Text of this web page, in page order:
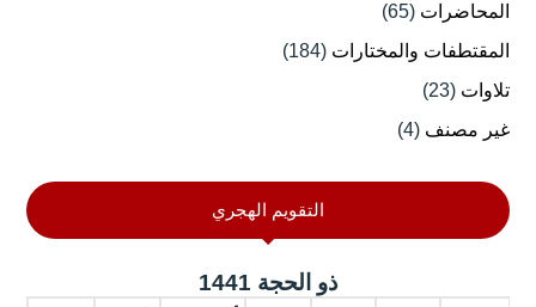
المحاضرات (65)
المقتطفات والمختارات (184)
تلاوات (23)
غير مصنف (4)
التقويم الهجري
ذو الحجة 1441